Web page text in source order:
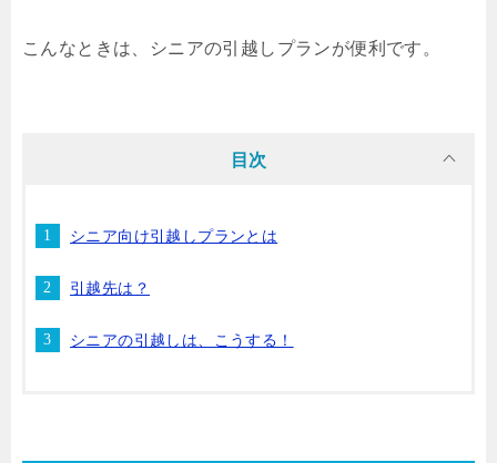
こんなときは、シニアの引越しプランが便利です。
目次
シニア向け引越しプランとは
引越先は？
シニアの引越しは、こうする！